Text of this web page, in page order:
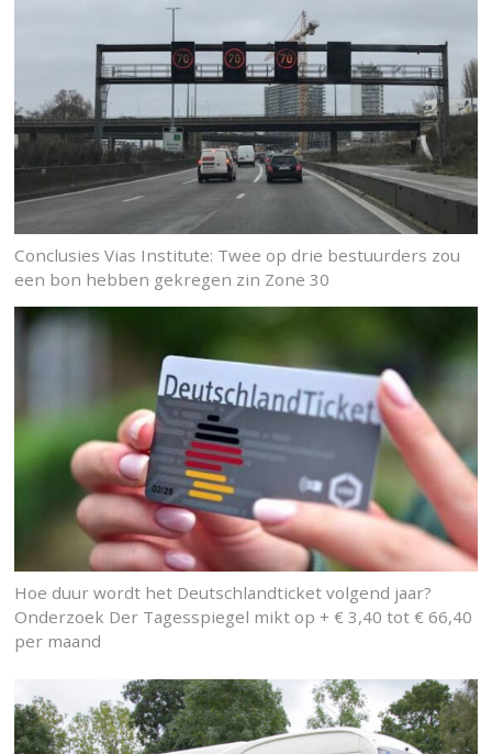
Conclusies Vias Institute: Twee op drie bestuurders zou
een bon hebben gekregen zin Zone 30
Hoe duur wordt het Deutschlandticket volgend jaar?
Onderzoek Der Tagesspiegel mikt op + € 3,40 tot € 66,40
per maand